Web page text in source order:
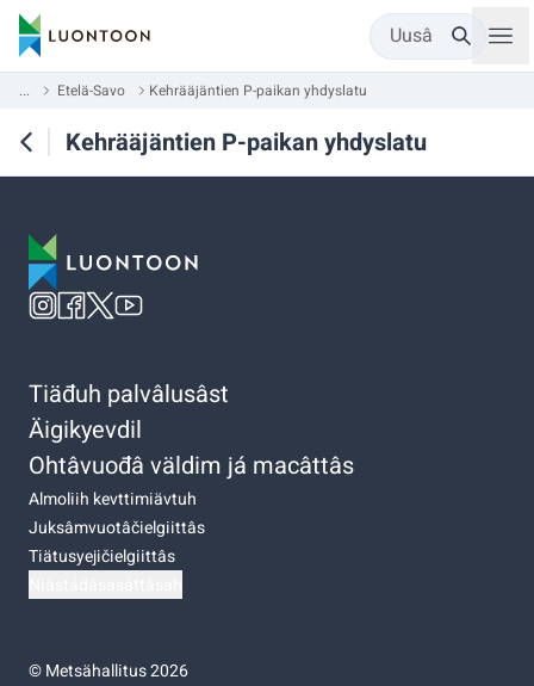
Uusâ
... Etelä-Savo Kehrääjäntien P-paikan yhdyslatu
Kehrääjäntien P-paikan yhdyslatu
Tiäđuh palvâlusâst
Äigikyevdil
Ohtâvuođâ väldim já macâttâs
Almoliih kevttimiävtuh
Juksâmvuotâčielgiittâs
Tiätusyejičielgiittâs
©Metsähallitus 2026